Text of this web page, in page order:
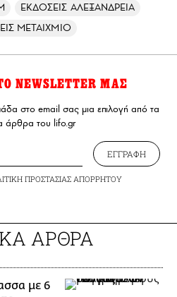
ΕΚΔΟΣΕΙΣ ΑΛΕΞΑΝΔΡΕΙΑ
ΜΕΤΑΙΧΜΙΟ
NEWSLETTER ΜΑΣ
στο email σας μια επιλογή από τα
άρθρα του lifo.gr
ΕΓΓΡΑΦΗ
ΠΡΟΣΤΑΣΙΑΣ ΑΠΟΡΡΗΤΟΥ
ΑΡΘΡΑ
με 6